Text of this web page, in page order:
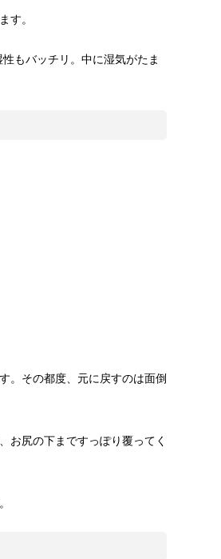
す。
性もバッチリ。中に湿気がたま
。その都度、元に戻すのは面倒
お尻の下まですっぽり覆ってく